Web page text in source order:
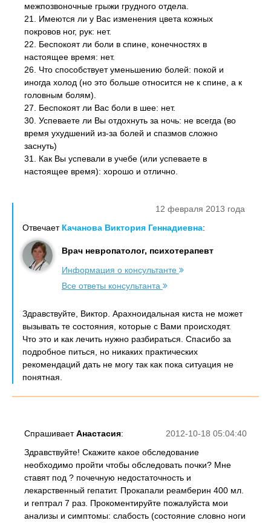
межпозвоночные грыжи грудного отдела.
21. Имеются ли у Вас изменения цвета кожных
покровов ног, рук: нет.
22. Беспокоят ли боли в спине, конечностях в
настоящее время: нет.
26. Что способствует уменьшению болей: покой и
иногда холод (но это больше относится не к спине, а к
головным болям).
27. Беспокоят ли Вас боли в шее: нет.
30. Успеваете ли Вы отдохнуть за ночь: не всегда (во
время ухудшений из-за болей и спазмов сложно
заснуть)
31. Как Вы успевали в учебе (или успеваете в
настоящее время): хорошо и отлично.
12 февраля 2013 года
Отвечает Качанова Виктория Геннадиевна:
Врач невропатолог, психотерапевт
Информация о консультанте
Все ответы консультанта
Здравствуйте, Виктор. Арахноидальная киста не может
вызывать те состояния, которые с Вами происходят.
Что это и как лечить нужно разбираться. Спасибо за
подробное питься, но никаких практических
рекомендаций дать не могу так как пока ситуация не
понятная.
2012-10-18 05:04:40
СпрашиваетАнастасия:
Здравствуйте! Скажите какое обследование
необходимо пройти чтобы обследовать почки? Мне
ставят под ? почечную недостаточность и
лекарственный гепатит. Прокапали реамберин 400 мл.
и гептрал 7 раз. Прокоментируйте пожалуйста мои
анализы и симптомы: слабость (состояние словно ноги